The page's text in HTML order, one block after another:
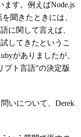
す。例えばNode.js
聞きたときには、
に関して言えば、
してきたというこ
がありましたが、
プト言語”の決定版
いについて、Derek